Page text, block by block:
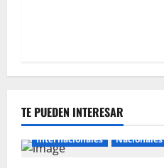
TE PUEDEN INTERESAR
Internacionales Nacionales